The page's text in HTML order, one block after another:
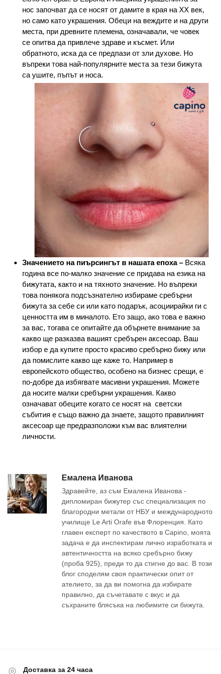
нос започват да се носят от дамите в края на ХХ век,
но само като украшения. Обеци на веждите и на други
места, при древните племена, означавали, че човек
се опитва да привлече здраве и късмет. Или
обратното, иска да се предпази от зли духове. Но
въпреки това най-популярните места за тези бижута
са ушите, пъпът и носа.
Значението на пиърсингът в нашата епоха – Всяка
година все по-малко значение се придава на езика на
бижутата, както и на тяхното значение. Но въпреки
това понякога подсъзнателно избираме сребърни
бижута за себе си или като подарък, асоциирайки ги с
ценността им в миналото. Ето защо, ако това е важно
за вас, тогава се опитайте да обърнете внимание за
какво ще разказва вашият сребърен аксесоар. Ваш
избор е да купите просто красиво сребърно бижу или
да помислите какво ще каже то. Например в
европейското общество, особено на бизнес срещи, е
по-добре да избягвате масивни украшения. Можете
да носите малки сребърни украшения. Какво
означават обеците когато се носят на светски
събития е също важно да знаете, защото правилният
аксесоар ще предразположи към вас влиятелни
личности.
Емалена Иванова
Здравейте, аз съм Емалена Иванова -
дипломиран бижутер със специализация по
благородни метали от НБУ и международното
училище Le Arti Orafe във Флоренция. Като
главен експерт по качеството в Capino, моята
задача е да инспектирам лично изработката и
автентичността на всяко сребърно бижу
(проба 925), преди то да стигне до вас. В този
блог споделям своя практически опит от
ателието, за да ви помогна да избирате
правилно, да съчетавате с вкус и да
съхраните блясъка на любимите си бижута.
Доставка за 24 часа